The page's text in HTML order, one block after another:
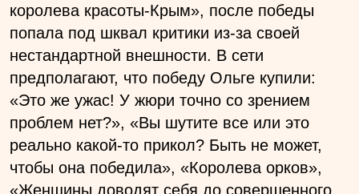
королева красоты-Крым», после победы
попала под шквал критики из-за своей
нестандартной внешности. В сети
предполагают, что победу Ольге купили:
«Это же ужас! У жюри точно со зрением
проблем нет?», «Вы шутите все или это
реально какой-то прикол? Быть не может,
чтобы она победила», «Королева орков»,
«Женщины доводят себя до совершенного